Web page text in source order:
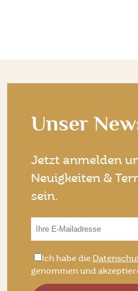
Unser
Jetzt anmelden
Neuigkeiten &
sein.
Do
not
fill
*E-
Mail:
*Datenschutz:
Ich habe die
genommen und